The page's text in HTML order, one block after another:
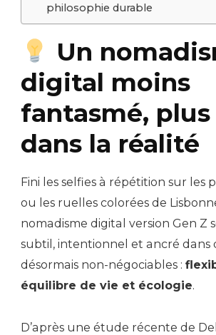
philosophie durable
Un
digital moins
fantasmé, plus
dans la réalité
Fini les selfies à répétition sur les
ou les ruelles colorées de
nomadisme digital version Gen Z
subtil, intentionnel et ancré dans
désormais non-négociables :
équilibre de vie et écologie.
D’après une étude récente de